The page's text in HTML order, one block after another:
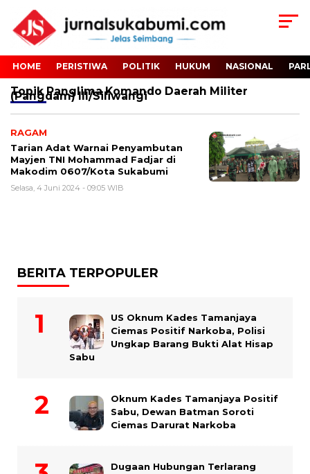
HOME PERISTIWA POLITIK HUKUM NASIONAL
TopikPanglima Komando Daerah Militer
(Pangdam) III/Siliwangi
RAGAM
Tarian Adat Warnai Penyambutan
Mayjen TNI Mohammad Fadjar di
Makodim 0607/Kota Sukabumi
Selasa, 4 Juni 2024 - 09:05 WIB
BERITA TERPOPULER
US Oknum Kades Tamanjaya
Ciemas Positif Narkoba, Polisi
Ungkap Barang Bukti Alat Hisap
Sabu
Oknum Kades Tamanjaya Positif
Sabu, Dewan Batman Soroti
Ciemas Darurat Narkoba
Dugaan Hubungan Terlarang